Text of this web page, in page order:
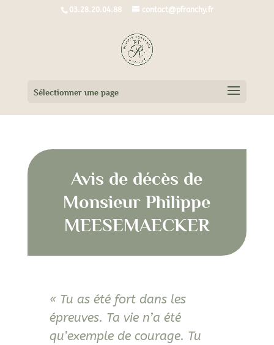
03.28.20.04.88 contact@pfranchy.fr
Sélectionner une page
Avis de décès de
Monsieur Philippe
MEESEMAECKER
« Tu as été fort dans les
épreuves. Ta vie n’a été
qu’exemple de courage. Tu